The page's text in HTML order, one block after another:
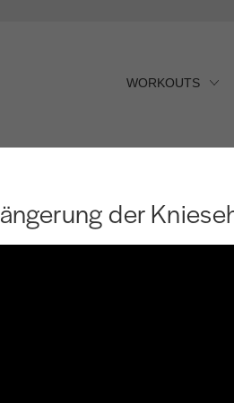
WORKOUTS
der
der